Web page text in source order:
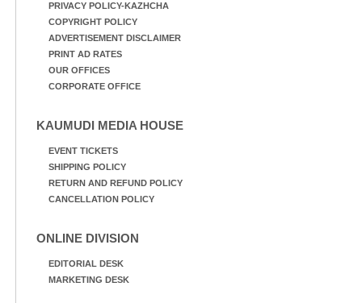
PRIVACY POLICY-KAZHCHA
COPYRIGHT POLICY
ADVERTISEMENT DISCLAIMER
PRINT AD RATES
OUR OFFICES
CORPORATE OFFICE
KAUMUDI MEDIA HOUSE
EVENT TICKETS
SHIPPING POLICY
RETURN AND REFUND POLICY
CANCELLATION POLICY
ONLINE DIVISION
EDITORIAL DESK
MARKETING DESK